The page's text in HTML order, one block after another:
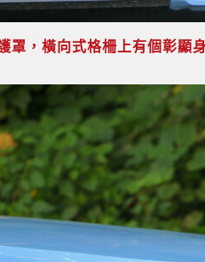
罩，橫向式格柵上有個彰顯